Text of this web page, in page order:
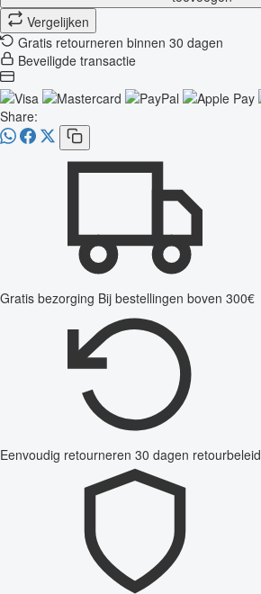
Vergelijken
Gratis retourneren binnen 30 dagen
Beveiligde transactie
Share:
Gratis bezorging Bij bestellingen boven 300€
Eenvoudig retourneren 30 dagen retourbeleid